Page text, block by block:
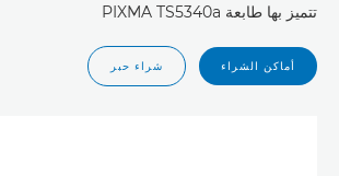
تتميز بها طابعة PIXMA TS5340a
أماكن الشراء شراء حبر